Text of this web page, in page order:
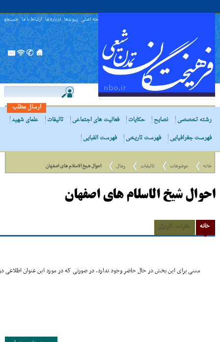
صفحه اصلی پیوندها درباره ما ارتباط با ما جستجو
ارسال مطلب
رشته تخصصی
نصایح حکایات فعالیت های اجتماعی تالیفات
علمای شهید
فهرست جغرافیایی
فهرست تاریخی فهرست الفبایی
خانه موضوعات تالیفات رجال احوال شیخ الاسلام هاى اصفهان
احوال شیخ الاسلام هاى اصفهان
خانه نظرات کاربران
متنی برای این بخش در حال حاضر وجود ندارد. در صورتی که در مورد این عنوان اطلاعی